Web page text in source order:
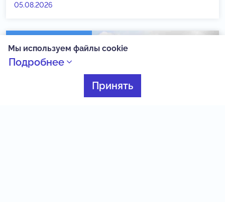
05.08.2026
Мы используем файлы cookie
Подробнее
Принять